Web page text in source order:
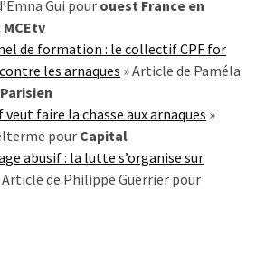
Gui pour ouest France en
de formation : le collectif CPF for
les arnaques » Article de Paméla
faire la chasse aux arnaques »
pour Capital
abusif : la lutte s’organise sur
Article de Philippe Guerrier pour